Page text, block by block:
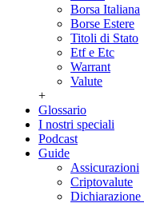
Borsa Italiana
Borse Estere
Titoli di Stato
Etf e Etc
Warrant
Valute
+
Glossario
I nostri speciali
Podcast
Guide
Assicurazioni
Criptovalute
Dichiarazione